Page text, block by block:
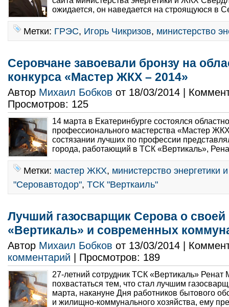
ожидается, он наведается на строящуюся в
Метки: ГРЭС, Игорь Чикризов, министерство
Серовчане завоевали бронзу на
конкурса «Мастер ЖКХ – 2014»
Автор Михаил Бобков от 18/03/2014 |
Просмотров: 125
14 марта в Екатеринбурге состоялся
профессионального мастерства «Мастер
состязании лучших по профессии
города, работающий в ТСК «Вертикаль»,
Метки: мастер ЖКХ, министерство энергетики
"Серовавтодор", ТСК "Верткаиль"
Лучший газосварщик Серова о
«Вертикаль» и современных
Автор Михаил Бобков от 13/03/2014 |
комментарий | Просмотров: 189
27-летний сотрудник ТСК «Вертикаль»
похвастаться тем, что стал лучшим
марта, накануне Дня работников бытового
и жилищно-коммунального хозяйства, ему